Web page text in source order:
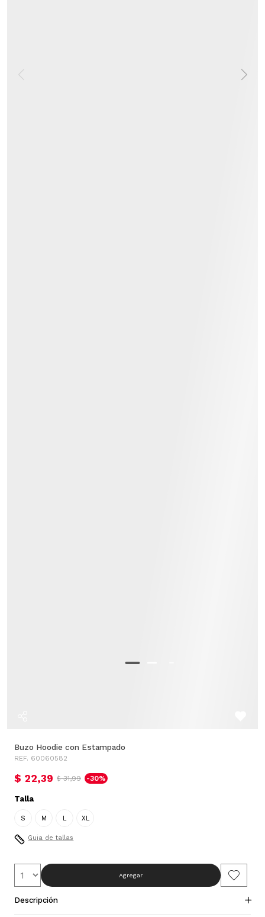
Buzo Hoodie con Estampado
REF. 60060582
$ 22,39 $ 31,99 -30%
Talla
S M L XL
Guia de tallas
Agregar
Descripción